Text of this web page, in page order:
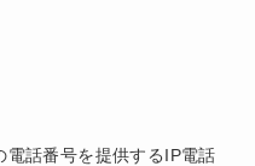
話番号を提供するIP電話